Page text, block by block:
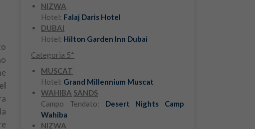
NIZWA
Hotel: Falaj Daris Hotel
DUBAI
Hotel: Hilton Garden Inn Dubai
Categoria 5*
MUSCAT
Hotel: Grand Millennium Muscat
WAHIBA SANDS
Campo Tendato: Desert Nights Camp
Wahiba
NIZWA